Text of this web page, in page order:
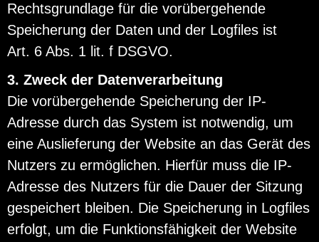
Rechtsgrundlage für die vorübergehende
Speicherung der Daten und der Logfiles ist
Art. 6 Abs. 1 lit. f DSGVO.
3. Zweck der Datenverarbeitung
Die vorübergehende Speicherung der IP-
Adresse durch das System ist notwendig, um
eine Auslieferung der Website an das Gerät des
Nutzers zu ermöglichen. Hierfür muss die IP-
Adresse des Nutzers für die Dauer der Sitzung
gespeichert bleiben. Die Speicherung in Logfiles
erfolgt, um die Funktionsfähigkeit der Website